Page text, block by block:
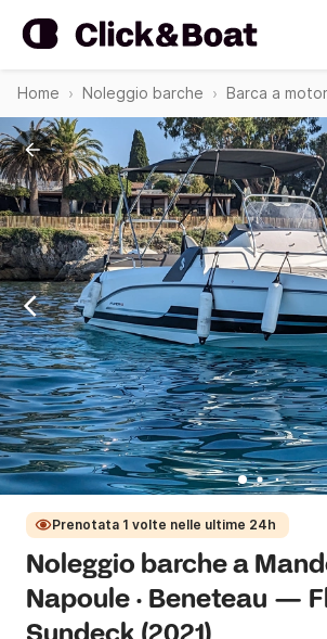
Home Noleggio barche Barca a
Prenotata 1 volte nelle ultime 24h
Noleggio barche a
Napoule · Beneteau —